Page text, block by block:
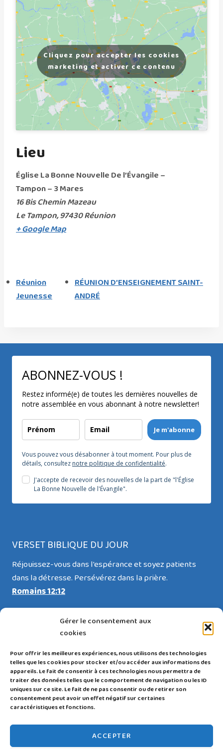
Gérer le consentement aux
cookies
Pour offrir les meilleures expériences, nous utilisons des technologies
telles que les cookies pour stocker et/ou accéder aux informations des
appareils. Le fait de consentir à ces technologies nous permettra de
traiter des données telles que le comportement de navigation ou les ID
uniques sur ce site. Le fait de ne pas consentir ou de retirer son
consentement peut avoir un effet négatif sur certaines
caractéristiques et fonctions.
ACCEPTER
Lieu
Église La Bonne Nouvelle De l’Évangile –
Tampon – 3 Mares
16 Bis Chemin Mazeau
Le Tampon,97430Réunion
+ Google Map
Cliquez pour accepter les cookies
marketing et activer ce contenu
Réunion
Jeunesse
RÉUNION D’ENSEIGNEMENT SAINT-
ANDRÉ
ABONNEZ-VOUS !
Restez informé(e) de toutes les dernières nouvelles de
notre assemblée en vous abonnant à notre newsletter!
Je m'abonne
Vous pouvez vous désabonner à tout moment. Pour plus de
détails, consultez notre politique de confidentialité.
J'accepte de recevoir des nouvelles de la part de "l'Église
La Bonne Nouvelle de l'Évangile".
VERSET BIBLIQUE DU JOUR
Réjouissez-vous dans l'espérance et soyez patients
dans la détresse. Persévérez dans la prière.
Romains 12:12
RESTEZ CONNECTÉ(E)
Politique de confidentialité|Mentions légales et
Politique de cookies |